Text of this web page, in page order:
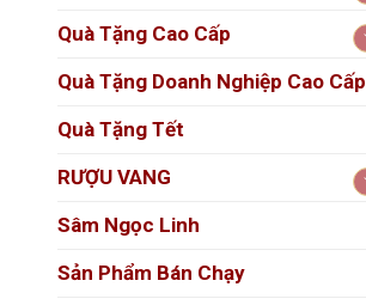
Quà Tặng Cao Cấp
Quà Tặng Doanh Nghiệp Cao Cấp
Quà Tặng Tết
RƯỢU VANG
Sâm Ngọc Linh
Sản Phẩm Bán Chạy